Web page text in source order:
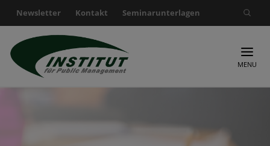
Newsletter Kontakt Seminarunterlagen
Suche nach:
MENU